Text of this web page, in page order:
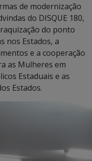
de modernização
do DISQUE 180,
do ponto
nos Estados, a
e a cooperação
as Mulheres em
Estaduais e as
Estados.